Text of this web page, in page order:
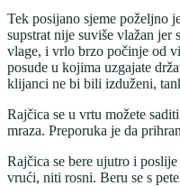
Tek posijano sjeme poželjno
supstrat nije suviše vlažan jer
vlage, i vrlo brzo počinje od
posude u kojima uzgajate
klijanci ne bi bili izduženi,
Rajčica se u vrtu možete
mraza. Preporuka je da
Rajčica se bere ujutro i
vrući, niti rosni. Beru se s